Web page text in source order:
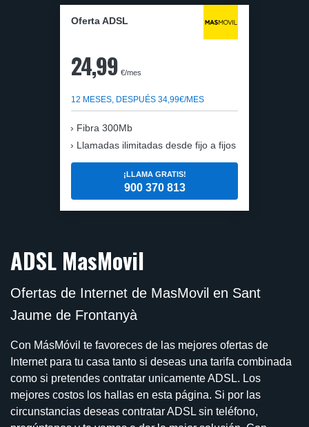
Oferta ADSL
24,99 €/mes
12 MESES, DESPUÉS 34,99€/MES
Fibra 300Mb
Llamadas ilimitadas desde fijo a fijos
¡LLAMA GRATIS!
900 370 813
ADSL MasMovil
Ofertas de Internet de MasMovil en Sant
Jaume de Frontanyà
Con MásMóvil te favoreces de las mejores ofertas de
Internet para tu casa tanto si deseas una tarifa combinada
como si pretendes contratar unicamente ADSL. Los
mejores costos los hallas en esta página. Si por las
circunstancias deseas contratar ADSL sin teléfono,